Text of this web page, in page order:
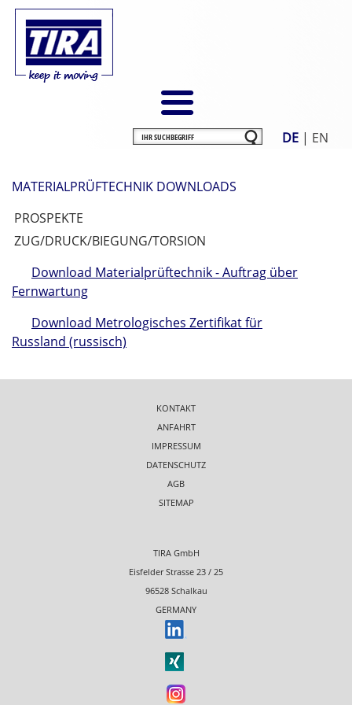
DE | EN
MATERIALPRÜFTECHNIK DOWNLOADS
PROSPEKTE
ZUG/DRUCK/BIEGUNG/TORSION
Download Materialprüftechnik - Auftrag über
Fernwartung
Download Metrologisches Zertifikat für
Russland (russisch)
KONTAKT
ANFAHRT
IMPRESSUM
DATENSCHUTZ
AGB
SITEMAP
TIRA GmbH
Eisfelder Strasse 23 / 25
96528 Schalkau
GERMANY